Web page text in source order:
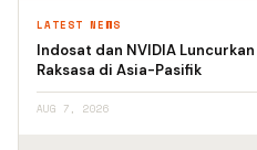
LATEST NEWS
Indosat dan NVIDIA
Raksasa di Asia-Pasifik
AUG 7, 2026